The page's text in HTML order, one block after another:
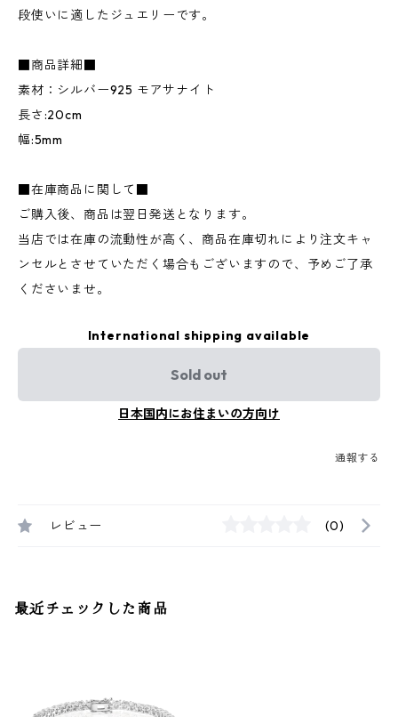
段使いに適したジュエリーです。
■商品詳細■
素材：シルバー925 モアサナイト
長さ:20cm
幅:5mm
■在庫商品に関して■
ご購入後、商品は翌日発送となります。
当店では在庫の流動性が高く、商品在庫切れにより注文キャ
ンセルとさせていただく場合もございますので、予めご了承
くださいませ。
International shipping available
Sold out
日本国内にお住まいの方向け
通報する
レビュー (0)
最近チェックした商品